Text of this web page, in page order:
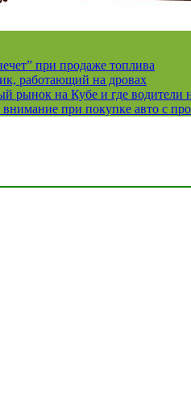
при продаже топлива
работающий на дровах
рынок на Кубе и где водители
внимание при покупке авто с